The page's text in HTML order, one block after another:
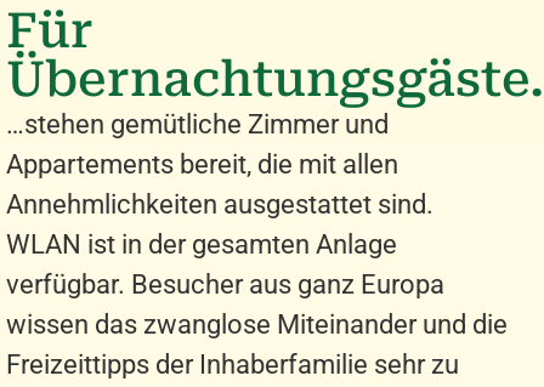
Für
…stehen gemütliche Zimmer und
Appartements bereit, die mit allen
Annehmlichkeiten ausgestattet sind.
WLAN ist in der gesamten Anlage
verfügbar. Besucher aus ganz Europa
wissen das zwanglose Miteinander und die
Freizeittipps der Inhaberfamilie sehr zu